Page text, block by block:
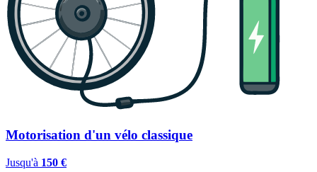
Motorisation d'un vélo classique
Jusqu'à 150 €